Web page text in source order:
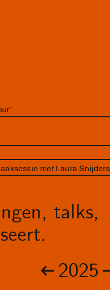
met Laura Snijders
talks,
2025